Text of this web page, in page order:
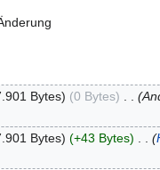
Bytes 0 Bytes
Bytes +43 Bytes